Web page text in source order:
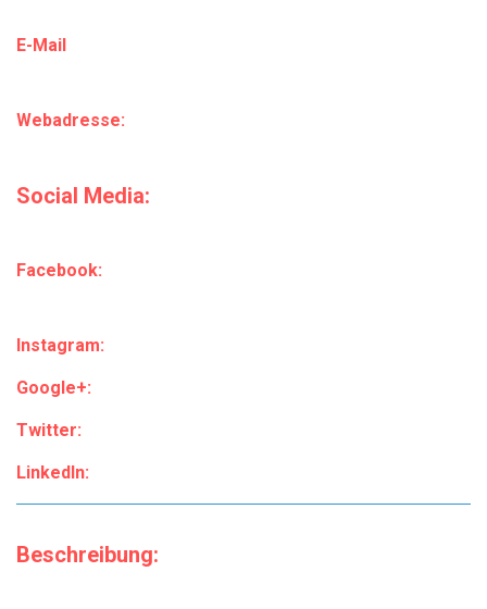
E-Mail
Webadresse:
Social Media:
Facebook:
Instagram:
Google+:
Twitter:
LinkedIn:
Beschreibung: